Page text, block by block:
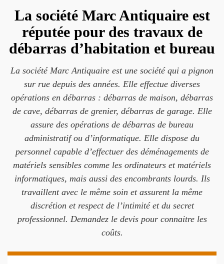
La société Marc Antiquaire est
réputée pour des travaux de
débarras d’habitation et bureau
La société Marc Antiquaire est une société qui a pignon
sur rue depuis des années. Elle effectue diverses
opérations en débarras : débarras de maison, débarras
de cave, débarras de grenier, débarras de garage. Elle
assure des opérations de débarras de bureau
administratif ou d’informatique. Elle dispose du
personnel capable d’effectuer des déménagements de
matériels sensibles comme les ordinateurs et matériels
informatiques, mais aussi des encombrants lourds. Ils
travaillent avec le même soin et assurent la même
discrétion et respect de l’intimité et du secret
professionnel. Demandez le devis pour connaitre les
coûts.